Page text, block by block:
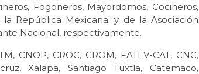
Fogoneros, Mayordomos, Cocineros,
República Mexicana; y de la Asociación
Nacional, respectivamente.
CNOP, CROC, CROM, FATEV-CAT, CNC,
Xalapa, Santiago Tuxtla, Catemaco,